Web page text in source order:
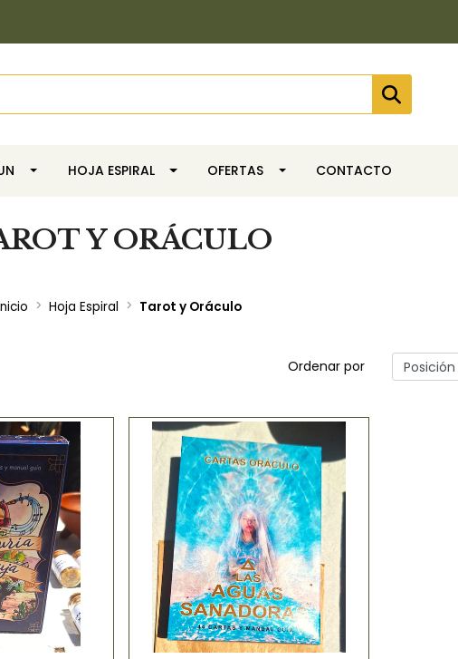
HOJA ESPIRAL OFERTAS CONTACTO
Y ORÁCULO
Hoja Espiral Tarot y Oráculo
Ordenar por